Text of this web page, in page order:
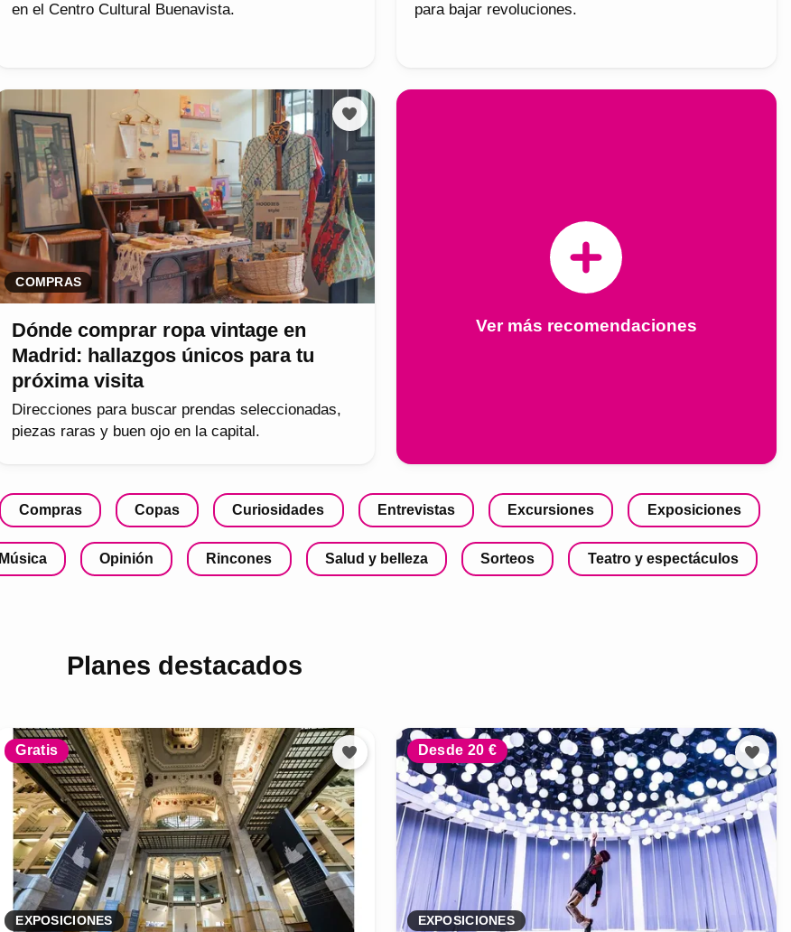
en el Centro Cultural Buenavista.
para bajar revoluciones.
COMPRAS
Dónde comprar ropa vintage en
Madrid: hallazgos únicos para tu
próxima visita
Direcciones para buscar prendas seleccionadas,
piezas raras y buen ojo en la capital.
Ver más recomendaciones
Compras Copas Curiosidades Entrevistas Excursiones Exposiciones
Música Opinión Rincones Salud y belleza Sorteos Teatro y espectáculos
Planes destacados
Gratis
EXPOSICIONES
Desde 20 €
EXPOSICIONES